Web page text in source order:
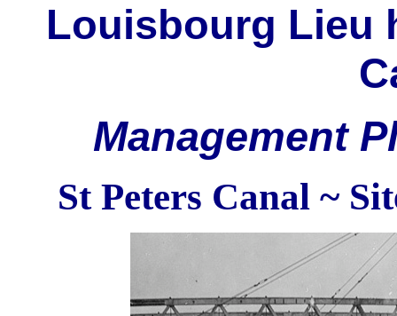
Louisbourg Lieu
Management
St Peters Canal ~